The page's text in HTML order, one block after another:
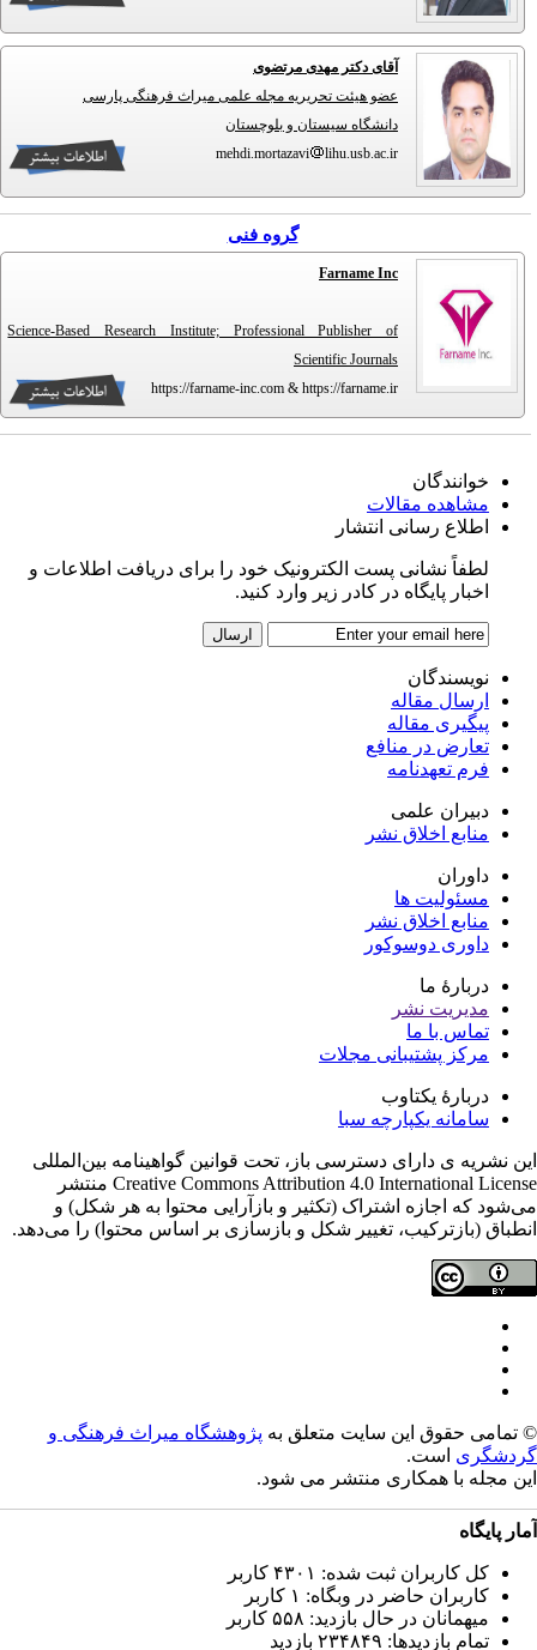
آقای دکتر مهدی مرتضوی
عضو هیئت تحریریه مجله علمی میراث فرهنگی پارسی
دانشگاه سیستان و بلوچستان
mehdi.mortazavi
lihu.usb.ac.ir
گروه فنی
Farname Inc
Science-Based Research Institute; Professional Publisher of
Scientific Journals
https://farname-inc.com & https://farname.ir
خوانندگان
مشاهده مقالات
اطلاع رسانی انتشار
لطفاً نشانی پست الکترونیک خود را برای دریافت اطلاعات و
اخبار پایگاه در کادر زیر وارد کنید.
نویسندگان
ارسال مقاله
پیگیری مقاله
تعارض در منافع
فرم تعهدنامه
دبیران علمی
منابع اخلاق نشر
داوران
مسئولیت ها
منابع اخلاق نشر
داوری دوسوکور
دربارۀ ما
مدیریت نشر
تماس با ما
مرکز پشتیبانی مجلات
دربارۀ یکتاوب
سامانه یکپارچه سبا
نشریه ی دارای دسترسی باز، تحت قوانین گواهینامه بین‌المللی
Creative Commons Attribution 4.0 International License منتشر
که اجازه اشتراک (تکثیر و بازآرایی محتوا به هر شکل) و
(بازترکیب، تغییر شکل و بازسازی بر اساس محتوا) را می‌دهد.
تمامی حقوق این سایت متعلق بهپژوهشگاه میراث فرهنگی و
است.
مجله با همکاریمنتشر می شود.
پایگاه
کل کاربران ثبت شده: ۴۳۰۱ کاربر
کاربران حاضر در وبگاه: ۱ کاربر
میهمانان در حال بازدید: ۵۵۸ کاربر
تمام بازدید‌ها: ۲۳۴۸۴۹ بازدید